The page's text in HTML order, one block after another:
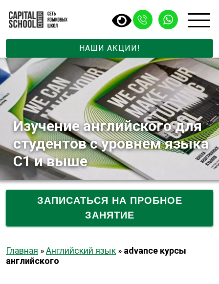
НАШИ АКЦИИ!
Изучение английского для
студентов с уровнем языка
С1 и выше
ЗАПИСАТЬСЯ НА ПРОБНОЕ
ЗАНЯТИЕ
Главная »Английский язык » advance курсы
английского